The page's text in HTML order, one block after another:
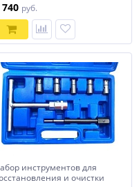
25.1.118S
740 руб.
инструментов для
и очистки